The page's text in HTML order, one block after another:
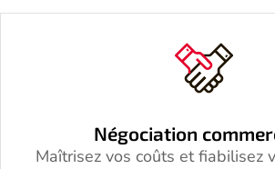
Négociation
Maîtrisez vos coûts et fiabilisez